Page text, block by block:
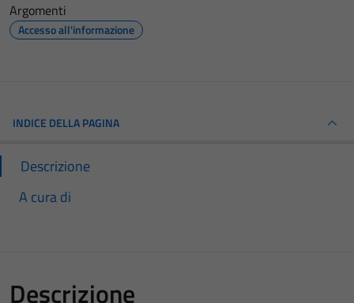
Argomenti
Accesso all'informazione
INDICE DELLA PAGINA
Descrizione
A cura di
Descrizione